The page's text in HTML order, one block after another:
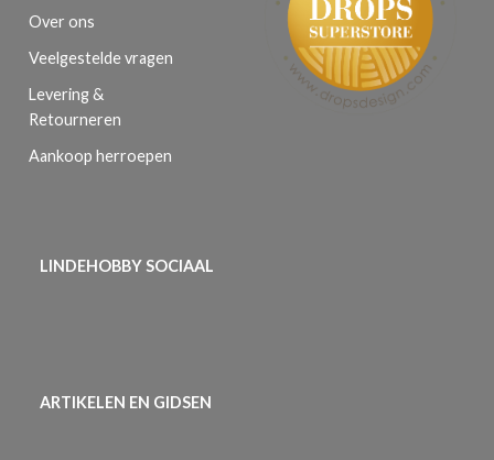
Over ons
Veelgestelde vragen
Levering &
Retourneren
Aankoop herroepen
LINDEHOBBY SOCIAAL
ARTIKELEN EN GIDSEN